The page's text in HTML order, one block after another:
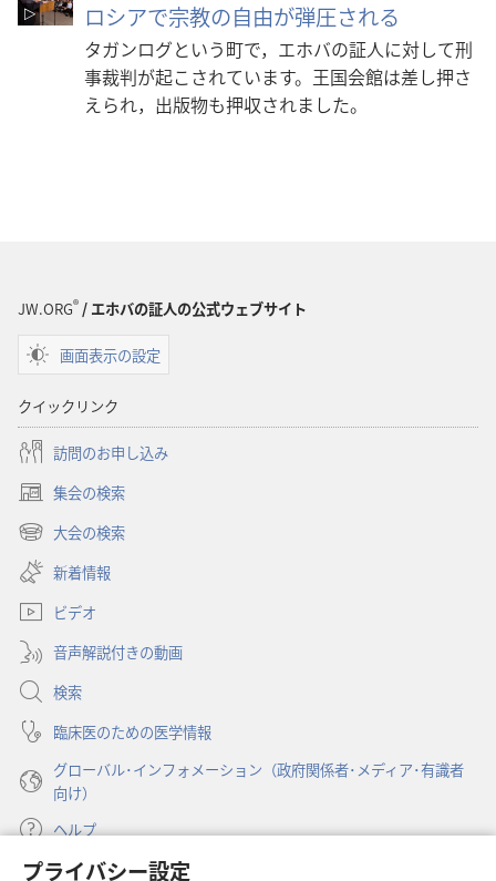
プライバシー設定
ロシアで宗教の自由が弾圧される
タガンログという町で，エホバの証人に対して刑
事裁判が起こされています。王国会館は差し押さ
えられ，出版物も押収されました。
JW.ORG®/ エホバの証人の公式ウェブサイト
画面表示の設定
クイックリンク
訪問のお申し込み
集会の検索
（新
し
タ
で
開
く）
大会の検索
（新
し
い
タ
ブ
で
開
く）
新着情報
ビデオ
音声解説付きの動画
検索
臨床医のための医学情報
グローバル･インフォメーション（政府関係者･メディア･有識者
向け）
ヘルプ